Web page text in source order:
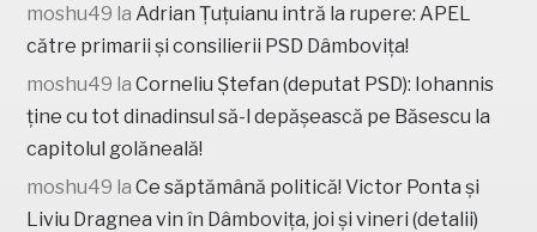
moshu49 laAdrian Țuțuianu intră la rupere: APEL
către primarii și consilierii PSD Dâmbovița!
moshu49 laCorneliu Ștefan (deputat PSD): Iohannis
ține cu tot dinadinsul să-l depășească pe Băsescu la
capitolul golăneală!
moshu49 laCe săptămână politică! Victor Ponta și
Liviu Dragnea vin în Dâmbovița, joi și vineri (detalii)